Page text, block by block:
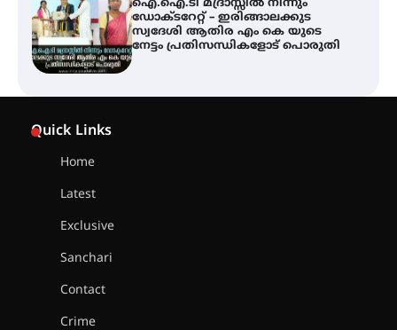
ഐ.ഐ.ടി മദ്രാസ്സിൽ നിന്നും
ഡോക്ടറേറ്റ് – ഇരിങ്ങാലക്കുട
സ്വദേശി ആതിര എം കെ യുടെ
നേട്ടം പ്രതിസന്ധികളോട് പൊരുതി
Quick Links
Home
Latest
Exclusive
Sanchari
Contact
Crime